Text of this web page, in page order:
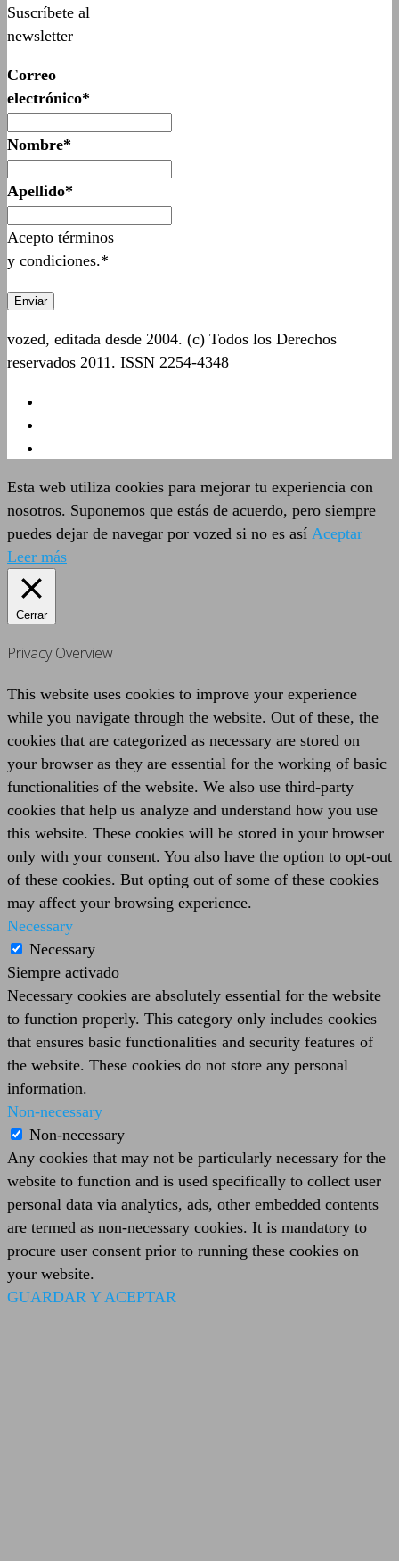
Suscríbete al
newsletter
Correo
electrónico*
Nombre*
Apellido*
Acepto términos
y condiciones.*
vozed, editada desde 2004. (c) Todos los Derechos
reservados 2011. ISSN 2254-4348
Esta web utiliza cookies para mejorar tu experiencia con
nosotros. Suponemos que estás de acuerdo, pero siempre
puedes dejar de navegar por vozed si no es así Aceptar
Leer más
Cerrar
Privacy Overview
This website uses cookies to improve your experience
while you navigate through the website. Out of these, the
cookies that are categorized as necessary are stored on
your browser as they are essential for the working of basic
functionalities of the website. We also use third-party
cookies that help us analyze and understand how you use
this website. These cookies will be stored in your browser
only with your consent. You also have the option to opt-out
of these cookies. But opting out of some of these cookies
may affect your browsing experience.
Necessary
Necessary
Siempre activado
Necessary cookies are absolutely essential for the website
to function properly. This category only includes cookies
that ensures basic functionalities and security features of
the website. These cookies do not store any personal
information.
Non-necessary
Non-necessary
Any cookies that may not be particularly necessary for the
website to function and is used specifically to collect user
personal data via analytics, ads, other embedded contents
are termed as non-necessary cookies. It is mandatory to
procure user consent prior to running these cookies on
your website.
GUARDAR Y ACEPTAR